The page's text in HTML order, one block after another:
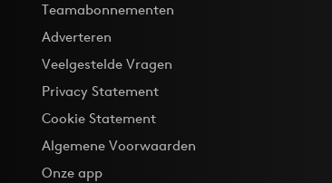
Teamabonnementen
Adverteren
Veelgestelde Vragen
Privacy Statement
Cookie Statement
Algemene Voorwaarden
Onze app